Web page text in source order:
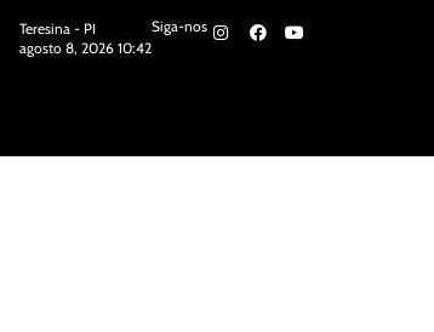
Teresina - PI
agosto 8, 2026 10:42
Siga-nos